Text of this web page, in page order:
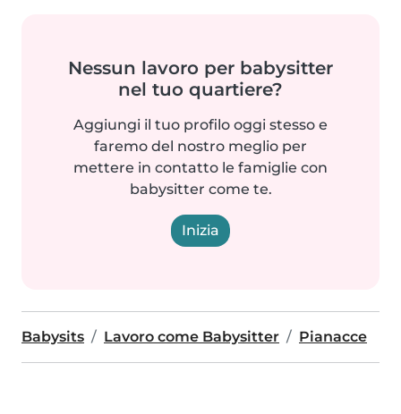
Nessun lavoro per babysitter
nel tuo quartiere?
Aggiungi il tuo profilo oggi stesso e
faremo del nostro meglio per
mettere in contatto le famiglie con
babysitter come te.
Inizia
Babysits Lavoro come Babysitter Pianacce